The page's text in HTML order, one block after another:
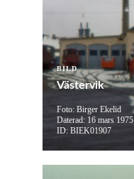
BILD
Västervik
Foto: Birger Ekelid
Daterad: 16 mars 1975
ID: BIEK01907